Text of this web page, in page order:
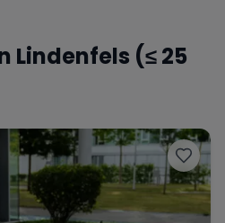
Ferrari
Lindenfels (≤ 25